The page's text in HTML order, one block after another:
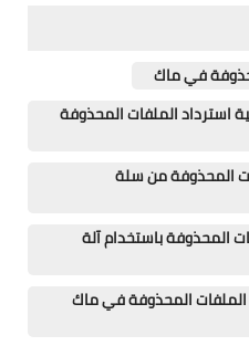
الربح من الانترنت
مقالات
في ماك
الملفات المحذوفة
المحذوفة من سلة
المحذوفة باستخدام آلة
الملفات المحذوفة في ماك